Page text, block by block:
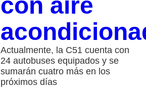
con aire
Actualmente, la C51 cuenta con
24 autobuses equipados y se
sumarán cuatro más en los
próximos días